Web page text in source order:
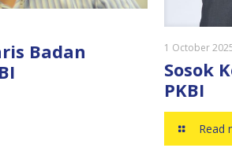
Badan
1 October
Sosok
PKBI
Read